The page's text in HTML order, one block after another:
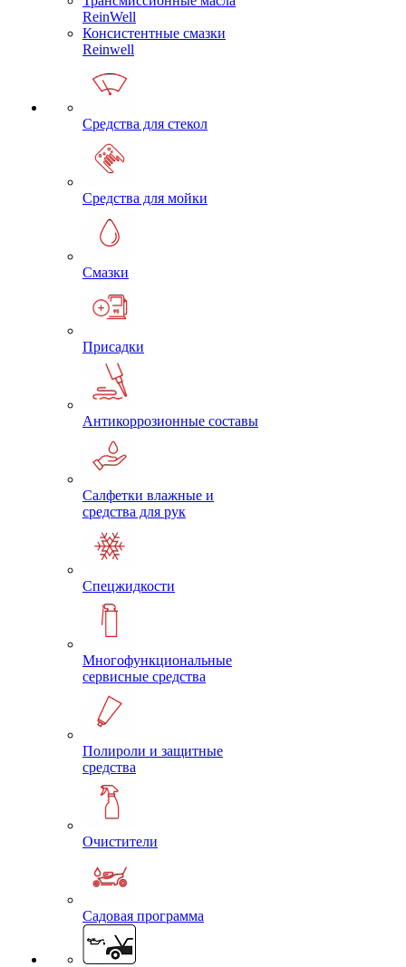
ReinWell
Консистентные смазки
Reinwell
Средства для стекол
Средства для мойки
Смазки
Присадки
Антикоррозионные составы
Салфетки влажные и
средства для рук
Спецжидкости
Многофункциональные
сервисные средства
Полироли и защитные
средства
Очистители
Садовая программа